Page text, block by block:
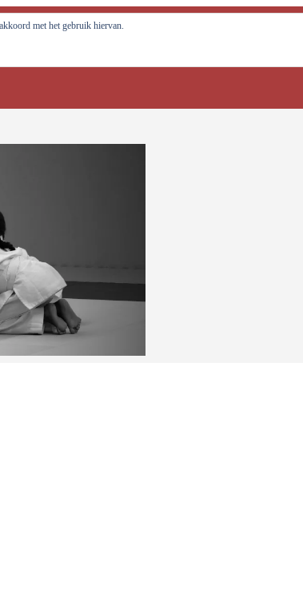
tot ontwikkeling brengen!
met het gebruik hiervan.